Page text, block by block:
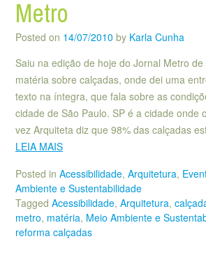
Metro
Posted on 14/07/2010 by Karla Cunha
Saiu na edição de hoje do Jornal Metro
matéria sobre calçadas, onde dei uma
texto na íntegra, que fala sobre as
cidade de São Paulo. SP é a cidade onde
vez Arquiteta diz que 98% das calçadas
LEIA MAIS
Posted in Acessibilidade, Arquitetura,
Ambiente e Sustentabilidade
Tagged Acessibilidade, Arquitetura,
metro, matéria, Meio Ambiente e
reforma calçadas